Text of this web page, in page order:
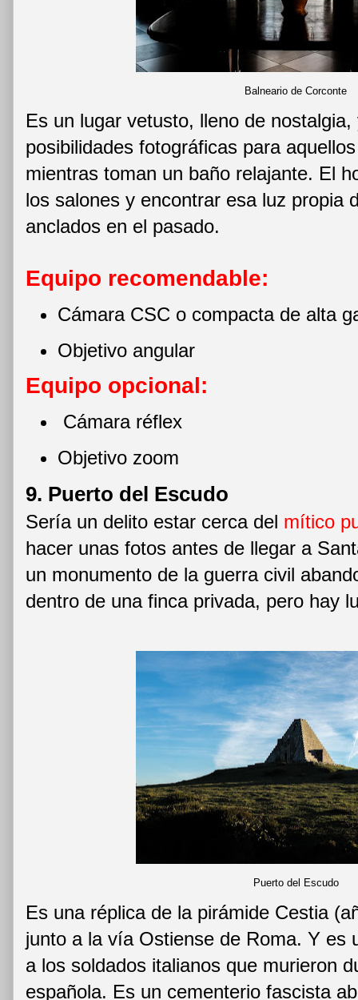
Balneario de Corconte
Es un lugar vetusto, lleno de
posibilidades fotográficas para
mientras toman un baño relajante. El
los salones y encontrar esa luz propia
anclados en el pasado.
Equipo recomendable:
Cámara CSC o compacta de alta
Objetivo angular
Equipo opcional:
Cámara réflex
Objetivo zoom
9. Puerto del Escudo
Sería un delito estar cerca del mítico
hacer unas fotos antes de llegar a
un monumento de la guerra civil
dentro de una finca privada, pero hay
Puerto del Escudo
Es una réplica de la pirámide Cestia
junto a la vía Ostiense de Roma. Y es
a los soldados italianos que murieron
española. Es un cementerio fascista